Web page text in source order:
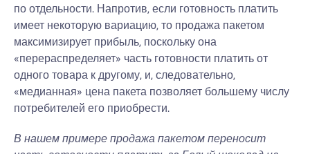
по отдельности. Напротив, если готовность платить
имеет некоторую вариацию, то продажа пакетом
максимизирует прибыль, поскольку она
«перераспределяет» часть готовности платить от
одного товара к другому, и, следовательно,
«медианная» цена пакета позволяет большему числу
потребителей его приобрести.
В нашем примере продажа пакетом переносит